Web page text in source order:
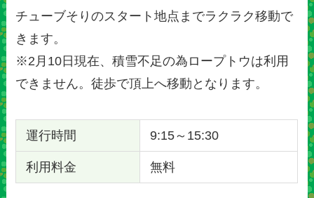
チューブそりのスタート地点までラクラク移動で
きます。
※2月10日現在、積雪不足の為ロープトウは利用
できません。徒歩で頂上へ移動となります。
運行時間 9:15～15:30
利用料金 無料